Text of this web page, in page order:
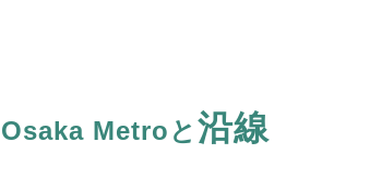
Osaka Metroと 沿線